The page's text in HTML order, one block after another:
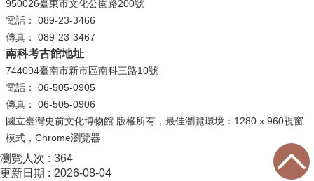
告
為
民
服
務
白
皮
書
政
950026臺東市文化公園路200號
電話： 089-23-3466
傳真： 089-23-3467
南科考古館地址
744094臺南市新市區南科三路10號
電話： 06-505-0905
傳真： 06-505-0906
國立臺灣史前文化博物館 版權所有，最佳瀏覽環境：1280 x 960視窗
模式，Chrome瀏覽器
瀏覽人次
364
更新日期
2026-08-04